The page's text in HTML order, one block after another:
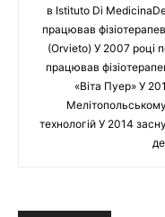
в Istituto Di
працював
(Orvieto) У 2007 році
працював
«Віта Пуер» У
Мелітопольському
технологій У 2014